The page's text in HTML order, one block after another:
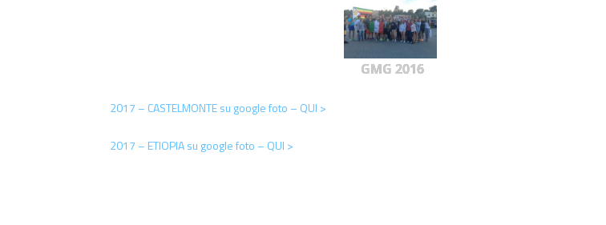
GMG 2016
2017 – CASTELMONTE su google foto – QUI >
2017 – ETIOPIA su google foto – QUI >